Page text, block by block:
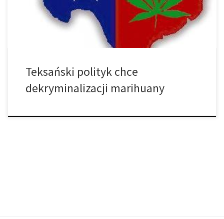
grzywny i […]
Teksański polityk chce
dekryminalizacji marihuany